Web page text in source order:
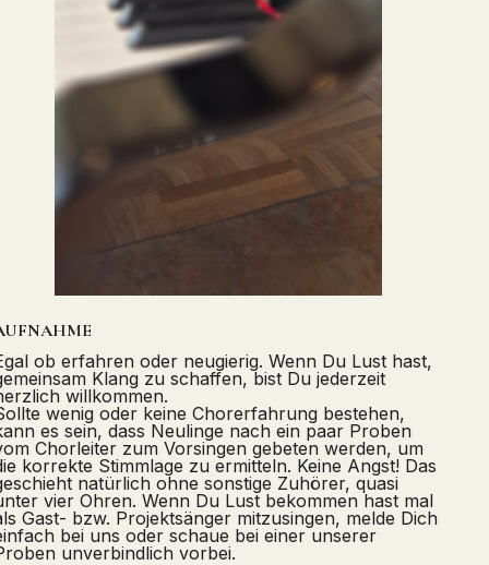
ob erfahren oder neugierig. Wenn Du Lust hast,
Klang zu schaffen, bist Du jederzeit
willkommen.
wenig oder keine Chorerfahrung bestehen,
es sein, dass Neulinge nach ein paar Proben
Chorleiter zum Vorsingen gebeten werden, um
korrekte Stimmlage zu ermitteln. Keine Angst! Das
natürlich ohne sonstige Zuhörer, quasi
vier Ohren. Wenn Du Lust bekommen hast mal
Gast- bzw. Projektsänger mitzusingen, melde Dich
bei uns oder schaue bei einer unserer
unverbindlich vorbei.